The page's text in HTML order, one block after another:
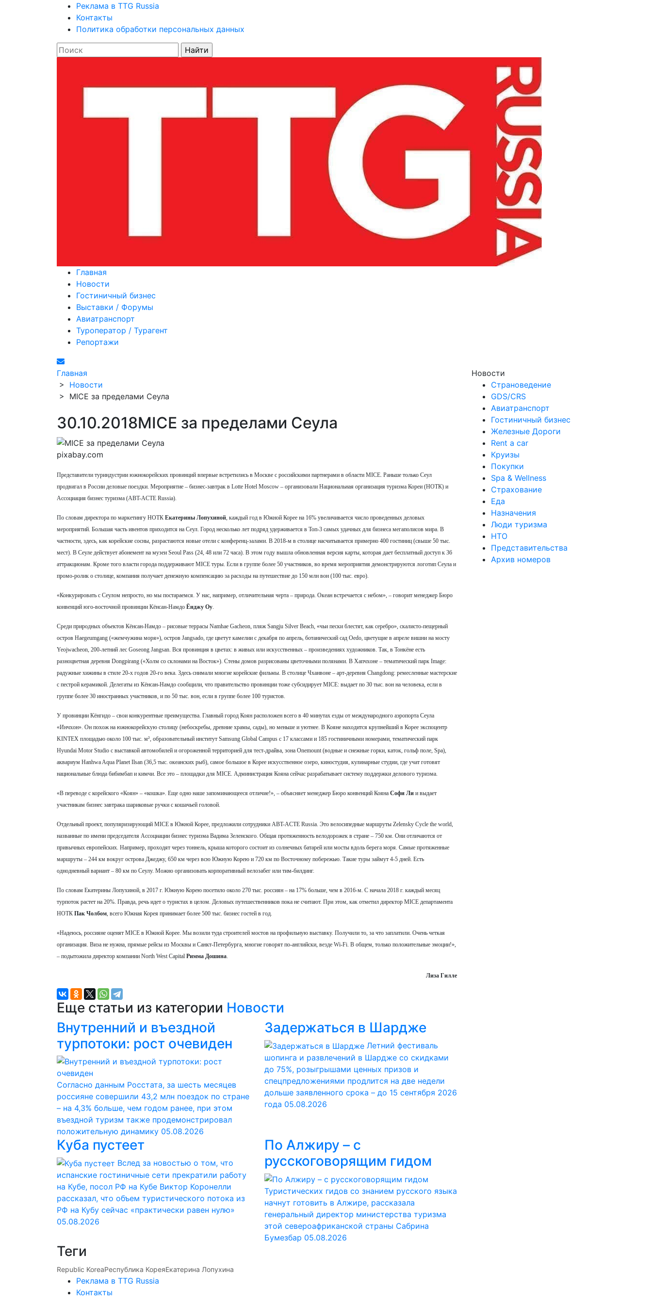
Реклама в TTG Russia
Контакты
Политика обработки персональных данных
Главная
Новости
Гостиничный бизнес
Выставки / Форумы
Авиатранспорт
Туроператор / Турагент
Репортажи
Главная
> Новости
> MICE за пределами Сеула
30.10.2018MICE за пределами Сеула
pixabay.com
Представители туриндустрии южнокорейских провинций впервые встретились в Москве с российскими партнерами в области MICE. Раньше только Сеул
продвигал в России деловые поездки. Мероприятие – бизнес-завтрак в Lotte Hotel Moscow – организовали Национальная организация туризма Кореи (НОТК) и
Ассоциация бизнес туризма (ABT-ACTE Russia).
По словам директора по маркетингу НОТК Екатерины Лопухиной , каждый год в Южной Корее на 16% увеличивается число проведенных деловых
мероприятий. Большая часть ивентов приходится на Сеул. Город несколько лет подряд удерживается в Топ-3 самых удачных для бизнеса мегаполисов мира. В
частности, здесь, как корейские сосны, разрастаются новые отели с конференц-залами. В 2018-м в столице насчитывается примерно 400 гостиниц (свыше 50 тыс.
мест). В Сеуле действует абонемент на музеи Seoul Pass (24, 48 или 72 часа). В этом году вышла обновленная версия карты, которая дает бесплатный доступ к 36
аттракционам. Кроме того власти города поддерживают MICE туры. Если в группе более 50 участников, во время мероприятия демонстрируются логотип Сеула и
промо-ролик о столице, компания получает денежную компенсацию за расходы на путешествие до 150 млн вон (100 тыс. евро).
«Конкурировать с Сеулом непросто, но мы постараемся. У нас, например, отличительная черта – природа. Океан встречается с небом», – говорит менеджер Бюро
конвенций юго-восточной провинции Кёнсан-Намдо Ёнджу Оу
Среди природных объектов Кёнсан-Намдо – рисовые террасы Namhae Gacheon, пляж Sangju Silver Beach, «чьи пески блестят, как серебро», скалисто-пещерный
остров Haegeumgang («жемчужина моря»), остров Jangsado, где цветут камелии с декабря по апрель, ботанический сад Oedo, цветущие в апреле вишни на мосту
Yeojwacheon, 200-летний лес Goseong Jangsan. Вся провинция в цветах: в живых или искусственных – произведениях художников. Так, в Тонкёне есть
разноцветная деревня Dongpirang («Холм со склонами на Восток»). Стены домов разрисованы цветочными полянами. В Хапчхоне – тематический парк Image:
радужные хижины в стиле 20-х годов 20-го века. Здесь снимали многие корейские фильмы. В столице Чханвоне – арт-деревня Changdong: ремесленные мастерские
с пестрой керамикой. Делегаты из Кёнсан-Намдо сообщили, что правительство провинции тоже субсидирует MICE: выдает по 30 тыс. вон на человека, если в
группе более 30 иностранных участников, и по 50 тыс. вон, если в группе более 100 туристов.
У провинции Кёнгидо – свои конкурентные преимущества. Главный город Коян расположен всего в 40 минутах езды от международного аэропорта Сеула
«Инчхон». Он похож на южнокорейскую столицу (небоскребы, древние храмы, сады), но меньше и уютнее. В Кояне находится крупнейший в Корее экспоцентр
KINTEX площадью около 100 тыс. м², образовательный институт Samsung Global Campus с 17 классами и 185 гостиничными номерами, тематический парк
Hyundai Motor Studio с выставкой автомобилей и огороженной территорией для тест-драйва, зона Onemount (водные и снежные горки, каток, гольф поле, Spa),
аквариум Hanhwa Aqua Planet Ilsan (36,5 тыс. океанских рыб), самое большое в Корее искусственное озеро, киностудия, кулинарные студии, где учат готовят
национальные блюда бибимбап и кимчи. Все это – площадки для MICE. Администрация Кояна сейчас разрабатывает систему поддержки делового туризма.
«В переводе с корейского «Коян» – «кошка». Еще одно наше запоминающееся отличие!», – объясняет менеджер Бюро конвенций Кояна Софи Ли и выдает
участникам бизнес завтрака шариковые ручки с кошачьей головой.
Отдельный проект, популяризирующий MICE в Южной Корее, предложили сотрудники ABT-ACTE Russia. Это велосипедные маршруты Zelensky Cycle the world,
названные по имени председателя Ассоциации бизнес туризма Вадима Зеленского. Общая протяженность велодорожек в стране – 750 км. Они отличаются от
привычных европейских. Например, проходят через тоннель, крыша которого состоит из солнечных батарей или мосты вдоль берега моря. Самые протяженные
маршруты – 244 км вокруг острова Джеджу, 650 км через всю Южную Корею и 720 км по Восточному побережью. Такие туры займут 4-5 дней. Есть
однодневный вариант – 80 км по Сеулу. Можно организовать корпоративный велозабег или тим-билдинг.
По словам Екатерины Лопухиной, в 2017 г. Южную Корею посетило около 270 тыс. россиян – на 17% больше, чем в 2016-м. С начала 2018 г. каждый месяц
турпоток растет на 20%. Правда, речь идет о туристах в целом. Деловых путешественников пока не считают. При этом, как отметил директор MICE департамента
НОТК Пак Чолбом , всего Южная Корея принимает более 500 тыс. бизнес гостей в год.
«Надеюсь, россияне оценят MICE в Южной Корее. Мы возили туда строителей мостов на профильную выставку. Получили то, за что заплатили. Очень четкая
организация. Виза не нужна, прямые рейсы из Москвы и Санкт-Петербурга, многие говорят по-английски, везде Wi-Fi. В общем, только положительные эмоции!»,
– подытожила директор компании North West Capital Римма Дошина
Лиза Гилле
Еще статьи из категории Новости
Внутренний и въездной
турпотоки: рост очевиден
Согласно данным Росстата, за шесть месяцев
россияне совершили 43,2 млн поездок по стране
– на 4,3% больше, чем годом ранее, при этом
въездной туризм также продемонстрировал
положительную динамику 05.08.2026
Задержаться в Шардже
Летний фестиваль
шопинга и развлечений в Шардже со скидками
до 75%, розыгрышами ценных призов и
спецпредложениями продлится на две недели
дольше заявленного срока – до 15 сентября 2026
года 05.08.2026
Куба пустеет
Вслед за новостью о том, что
испанские гостиничные сети прекратили работу
на Кубе, посол РФ на Кубе Виктор Коронелли
рассказал, что объем туристического потока из
РФ на Кубу сейчас «практически равен нулю»
05.08.2026
По Алжиру – с
русскоговорящим гидом
Туристических гидов со знанием русского языка
начнут готовить в Алжире, рассказала
генеральный директор министерства туризма
этой североафриканской страны Сабрина
Бумезбар 05.08.2026
Теги
Republic KoreaРеспублика КореяЕкатерина Лопухина
Новости
Страноведение
GDS/CRS
Авиатранспорт
Гостиничный бизнес
Железные Дороги
Rent a car
Круизы
Покупки
Spa & Wellness
Страхование
Еда
Назначения
Люди туризма
НТО
Представительства
Архив номеров
Реклама в TTG Russia
Контакты